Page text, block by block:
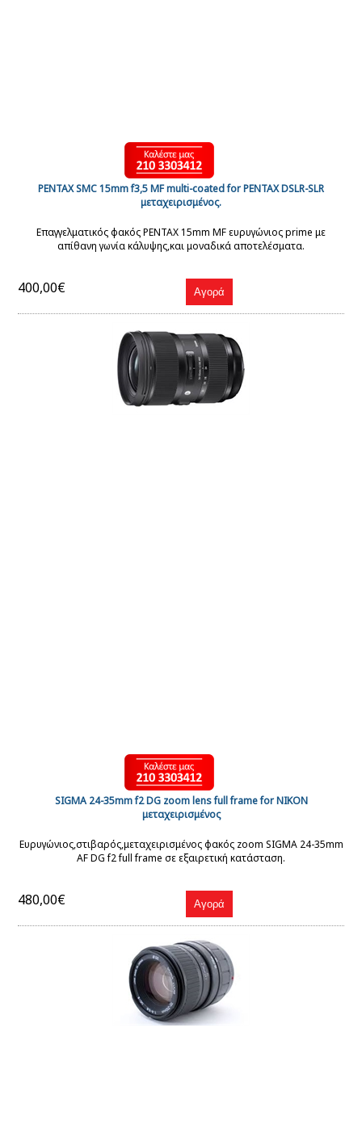
PENTAX SMC 15mm f3,5 MF multi-coated for PENTAX DSLR-SLR
μεταχειρισμένος.
Επαγγελματικός φακός PENTAX 15mm MF ευρυγώνιος prime με
απίθανη γωνία κάλυψης,και μοναδικά αποτελέσματα.
400,00€
SIGMA 24-35mm f2 DG zoom lens full frame for NIKON
μεταχειρισμένος
Ευρυγώνιος,στιβαρός,μεταχειρισμένος φακός zoom SIGMA 24-35mm
AF DG f2 full frame σε εξαιρετική κατάσταση.
480,00€